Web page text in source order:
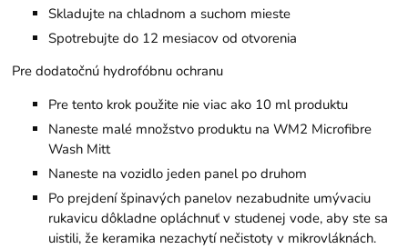
Skladujte na chladnom a suchom mieste
Spotrebujte do 12 mesiacov od otvorenia
Pre dodatočnú hydrofóbnu ochranu
Pre tento krok použite nie viac ako 10 ml produktu
Naneste malé množstvo produktu na WM2 Microfibre
Wash Mitt
Naneste na vozidlo jeden panel po druhom
Po prejdení špinavých panelov nezabudnite umývaciu
rukavicu dôkladne opláchnuť v studenej vode, aby ste sa
uistili, že keramika nezachytí nečistoty v mikrovláknách.